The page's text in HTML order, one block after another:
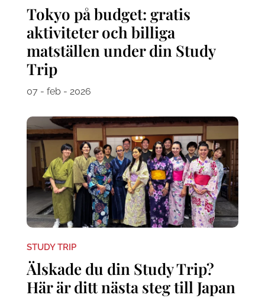
Tokyo på budget: gratis
aktiviteter och billiga
matställen under din Study
Trip
07 - feb - 2026
STUDY TRIP
Älskade du din Study Trip?
Här är ditt nästa steg till Japan